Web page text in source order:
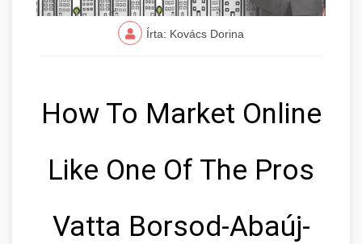
Írta: Kovács Dorina
How To Market Online
Like One Of The Pros
Vatta Borsod-Abaúj-